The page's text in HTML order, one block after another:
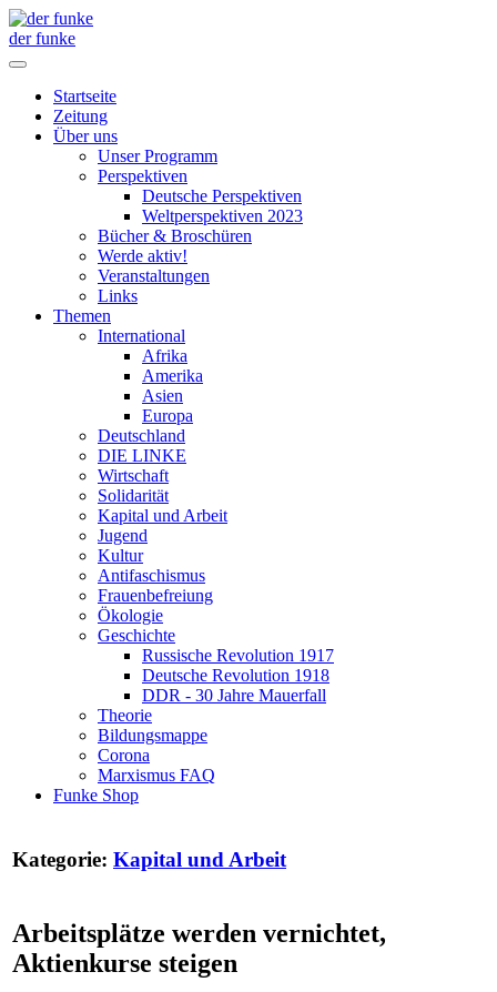
der funke
Startseite
Zeitung
Über uns
Unser Programm
Perspektiven
Deutsche Perspektiven
Weltperspektiven 2023
Bücher & Broschüren
Werde aktiv!
Veranstaltungen
Links
Themen
International
Afrika
Amerika
Asien
Europa
Deutschland
DIE LINKE
Wirtschaft
Solidarität
Kapital und Arbeit
Jugend
Kultur
Antifaschismus
Frauenbefreiung
Ökologie
Geschichte
Russische Revolution 1917
Deutsche Revolution 1918
DDR - 30 Jahre Mauerfall
Theorie
Bildungsmappe
Corona
Marxismus FAQ
Funke Shop
Kategorie: Kapital und Arbeit
Arbeitsplätze werden vernichtet,
Aktienkurse steigen